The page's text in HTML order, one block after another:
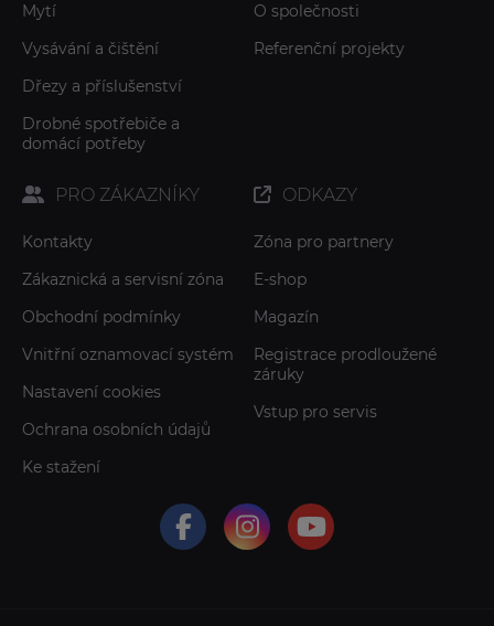
Mytí
Vysávání a čištění
Dřezy a příslušenství
Drobné spotřebiče a
domácí potřeby
O společnosti
Referenční projekty
PRO ZÁKAZNÍKY
Kontakty
Zákaznická a servisní zóna
Obchodní podmínky
Vnitřní oznamovací systém
Nastavení cookies
Ochrana osobních údajů
Ke stažení
ODKAZY
Zóna pro partnery
E-shop
Magazín
Registrace prodloužené
záruky
Vstup pro servis